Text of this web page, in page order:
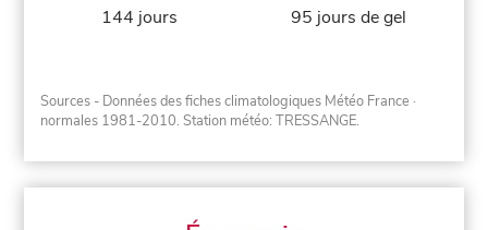
144 jours
95 jours de gel
Sources - Données des fiches climatologiques Météo France ·
normales 1981-2010. Station météo: TRESSANGE.